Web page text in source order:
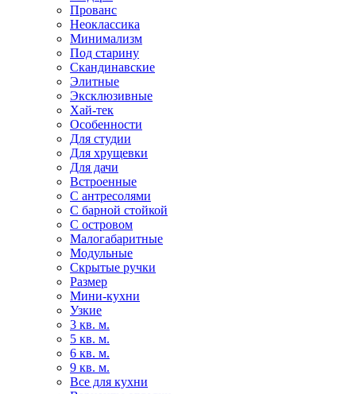
Прованс
Неоклассика
Минимализм
Под старину
Скандинавские
Элитные
Эксклюзивные
Хай-тек
Особенности
Для студии
Для хрущевки
Для дачи
Встроенные
С антресолями
С барной стойкой
С островом
Малогабаритные
Модульные
Скрытые ручки
Размер
Мини-кухни
Узкие
3 кв. м.
5 кв. м.
6 кв. м.
9 кв. м.
Все для кухни